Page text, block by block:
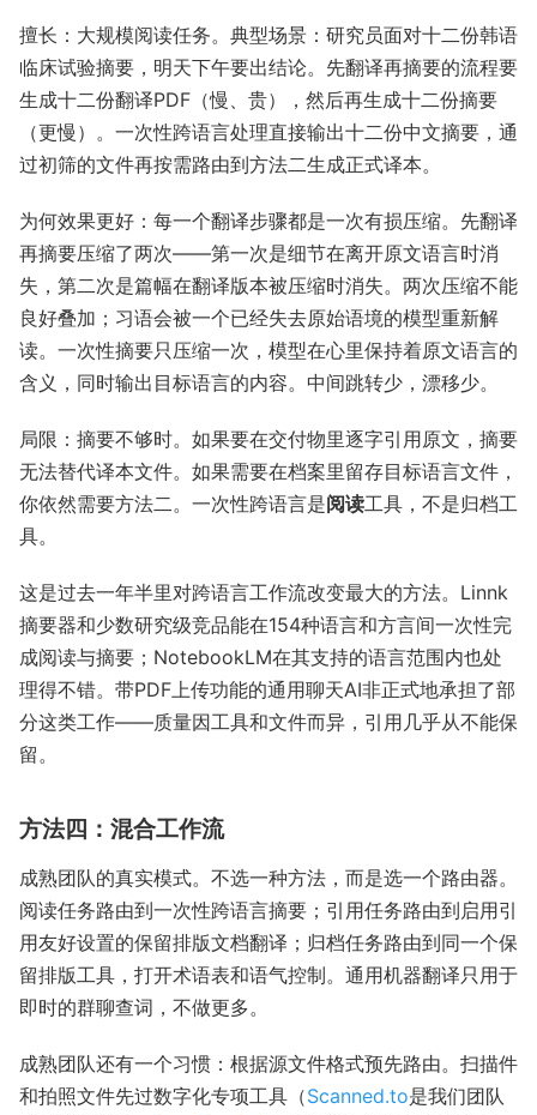
擅长：大规模阅读任务。典型场景：研究员面对十二份韩语
临床试验摘要，明天下午要出结论。先翻译再摘要的流程要
生成十二份翻译PDF（慢、贵），然后再生成十二份摘要
（更慢）。一次性跨语言处理直接输出十二份中文摘要，通
过初筛的文件再按需路由到方法二生成正式译本。
为何效果更好：每一个翻译步骤都是一次有损压缩。先翻译
再摘要压缩了两次——第一次是细节在离开原文语言时消
失，第二次是篇幅在翻译版本被压缩时消失。两次压缩不能
良好叠加；习语会被一个已经失去原始语境的模型重新解
读。一次性摘要只压缩一次，模型在心里保持着原文语言的
含义，同时输出目标语言的内容。中间跳转少，漂移少。
局限：摘要不够时。如果要在交付物里逐字引用原文，摘要
无法替代译本文件。如果需要在档案里留存目标语言文件，
你依然需要方法二。一次性跨语言是阅读工具，不是归档工
具。
这是过去一年半里对跨语言工作流改变最大的方法。Linnk
摘要器和少数研究级竞品能在154种语言和方言间一次性完
成阅读与摘要；NotebookLM在其支持的语言范围内也处
理得不错。带PDF上传功能的通用聊天AI非正式地承担了部
分这类工作——质量因工具和文件而异，引用几乎从不能保
留。
方法四：混合工作流
成熟团队的真实模式。不选一种方法，而是选一个路由器。
阅读任务路由到一次性跨语言摘要；引用任务路由到启用引
用友好设置的保留排版文档翻译；归档任务路由到同一个保
留排版工具，打开术语表和语气控制。通用机器翻译只用于
即时的群聊查词，不做更多。
成熟团队还有一个习惯：根据源文件格式预先路由。扫描件
和拍照文件先过数字化专项工具（Scanned.to是我们团队